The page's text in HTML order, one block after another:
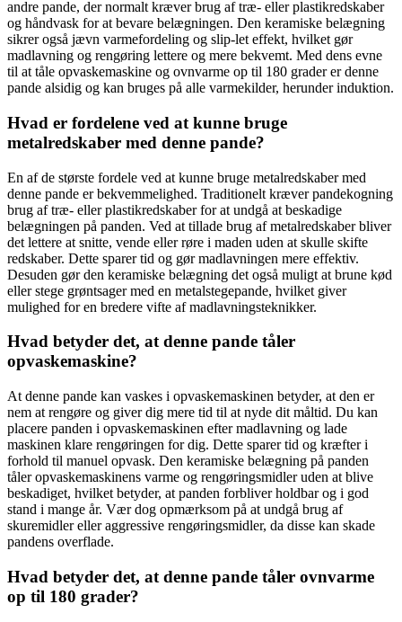
andre pande, der normalt kræver brug af træ- eller plastikredskaber
og håndvask for at bevare belægningen. Den keramiske belægning
sikrer også jævn varmefordeling og slip-let effekt, hvilket gør
madlavning og rengøring lettere og mere bekvemt. Med dens evne
til at tåle opvaskemaskine og ovnvarme op til 180 grader er denne
pande alsidig og kan bruges på alle varmekilder, herunder induktion.
Hvad er fordelene ved at kunne bruge
metalredskaber med denne pande?
En af de største fordele ved at kunne bruge metalredskaber med
denne pande er bekvemmelighed. Traditionelt kræver pandekogning
brug af træ- eller plastikredskaber for at undgå at beskadige
belægningen på panden. Ved at tillade brug af metalredskaber bliver
det lettere at snitte, vende eller røre i maden uden at skulle skifte
redskaber. Dette sparer tid og gør madlavningen mere effektiv.
Desuden gør den keramiske belægning det også muligt at brune kød
eller stege grøntsager med en metalstegepande, hvilket giver
mulighed for en bredere vifte af madlavningsteknikker.
Hvad betyder det, at denne pande tåler
opvaskemaskine?
At denne pande kan vaskes i opvaskemaskinen betyder, at den er
nem at rengøre og giver dig mere tid til at nyde dit måltid. Du kan
placere panden i opvaskemaskinen efter madlavning og lade
maskinen klare rengøringen for dig. Dette sparer tid og kræfter i
forhold til manuel opvask. Den keramiske belægning på panden
tåler opvaskemaskinens varme og rengøringsmidler uden at blive
beskadiget, hvilket betyder, at panden forbliver holdbar og i god
stand i mange år. Vær dog opmærksom på at undgå brug af
skuremidler eller aggressive rengøringsmidler, da disse kan skade
pandens overflade.
Hvad betyder det, at denne pande tåler ovnvarme
op til 180 grader?